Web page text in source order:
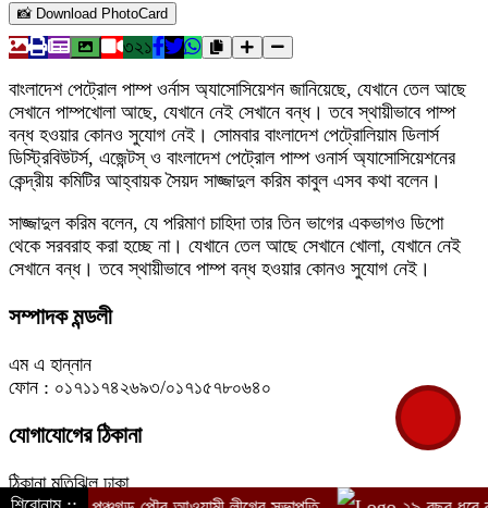
📸 Download PhotoCard
৩২১
বাংলাদেশ পেট্রোল পাম্প ওর্নাস অ্যাসোসিয়েশন জানিয়েছে, যেখানে তেল আছে
সেখানে পাম্পখোলা আছে, যেখানে নেই সেখানে বন্ধ। তবে স্থায়ীভাবে পাম্প
বন্ধ হওয়ার কোনও সুযোগ নেই। সোমবার বাংলাদেশ পেট্রোলিয়াম ডিলার্স
ডিস্ট্রিবিউটর্স, এজেন্টস্ ও বাংলাদেশ পেট্রোল পাম্প ওনার্স অ্যাসোসিয়েশনের
কেন্দ্রীয় কমিটির আহ্বায়ক সৈয়দ সাজ্জাদুল করিম কাবুল এসব কথা বলেন।
সাজ্জাদুল করিম বলেন, যে পরিমাণ চাহিদা তার তিন ভাগের একভাগও ডিপো
থেকে সরবরাহ করা হচ্ছে না। যেখানে তেল আছে সেখানে খোলা, যেখানে নেই
সেখানে বন্ধ। তবে স্থায়ীভাবে পাম্প বন্ধ হওয়ার কোনও সুযোগ নেই।
সম্পাদক মন্ডলী
এম এ হান্নান
ফোন : ০১৭১১৭৪২৬৯৩/০১৭১৫৭৮০৬৪০
যোগাযোগের ঠিকানা
ঠিকানা,মতিঝিল,ঢাকা